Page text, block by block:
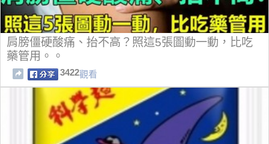
​肩膀僵硬酸痛、抬不高？照這5張圖動一動，比吃
藥管用。。
3422觀看